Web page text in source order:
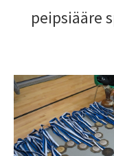
peipsiääre